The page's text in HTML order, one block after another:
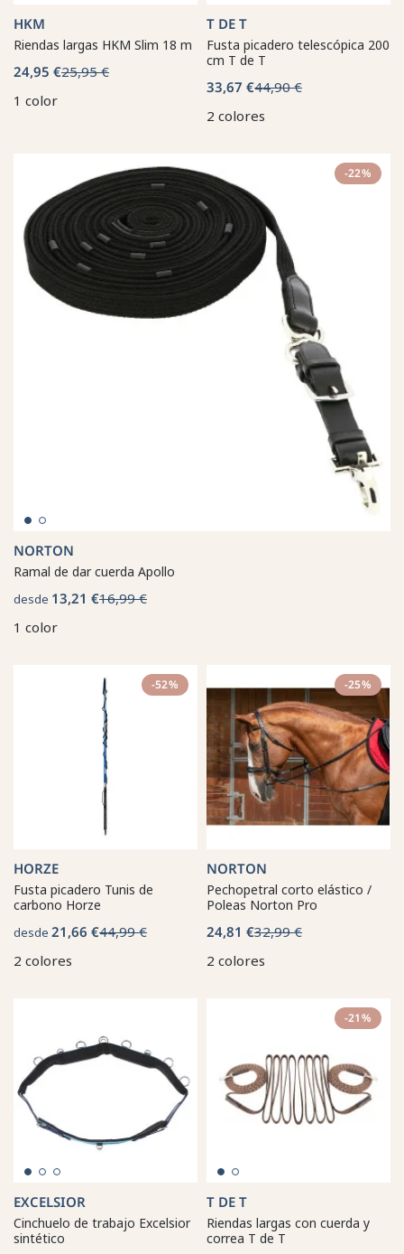
HKM
Riendas largas HKM Slim 18 m
24,95 €25,95 €
1 color
T DE T
Fusta picadero telescópica 200
cm T de T
33,67 €44,90 €
2 colores
-22%
NORTON
Ramal de dar cuerda Apollo
desde 13,21 €16,99 €
1 color
-52%
HORZE
Fusta picadero Tunis de
carbono Horze
desde 21,66 €44,99 €
2 colores
-25%
NORTON
Pechopetral corto elástico /
Poleas Norton Pro
24,81 €32,99 €
2 colores
EXCELSIOR
Cinchuelo de trabajo Excelsior
sintético
-21%
T DE T
Riendas largas con cuerda y
correa T de T